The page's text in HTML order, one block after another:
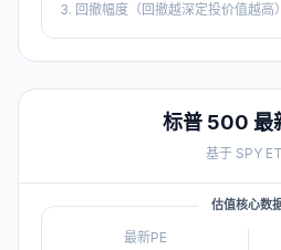
3. 回撤幅度（回撤越深定投价值越高）
标普 500 最
基于 SPY
估值核心数
最新PE